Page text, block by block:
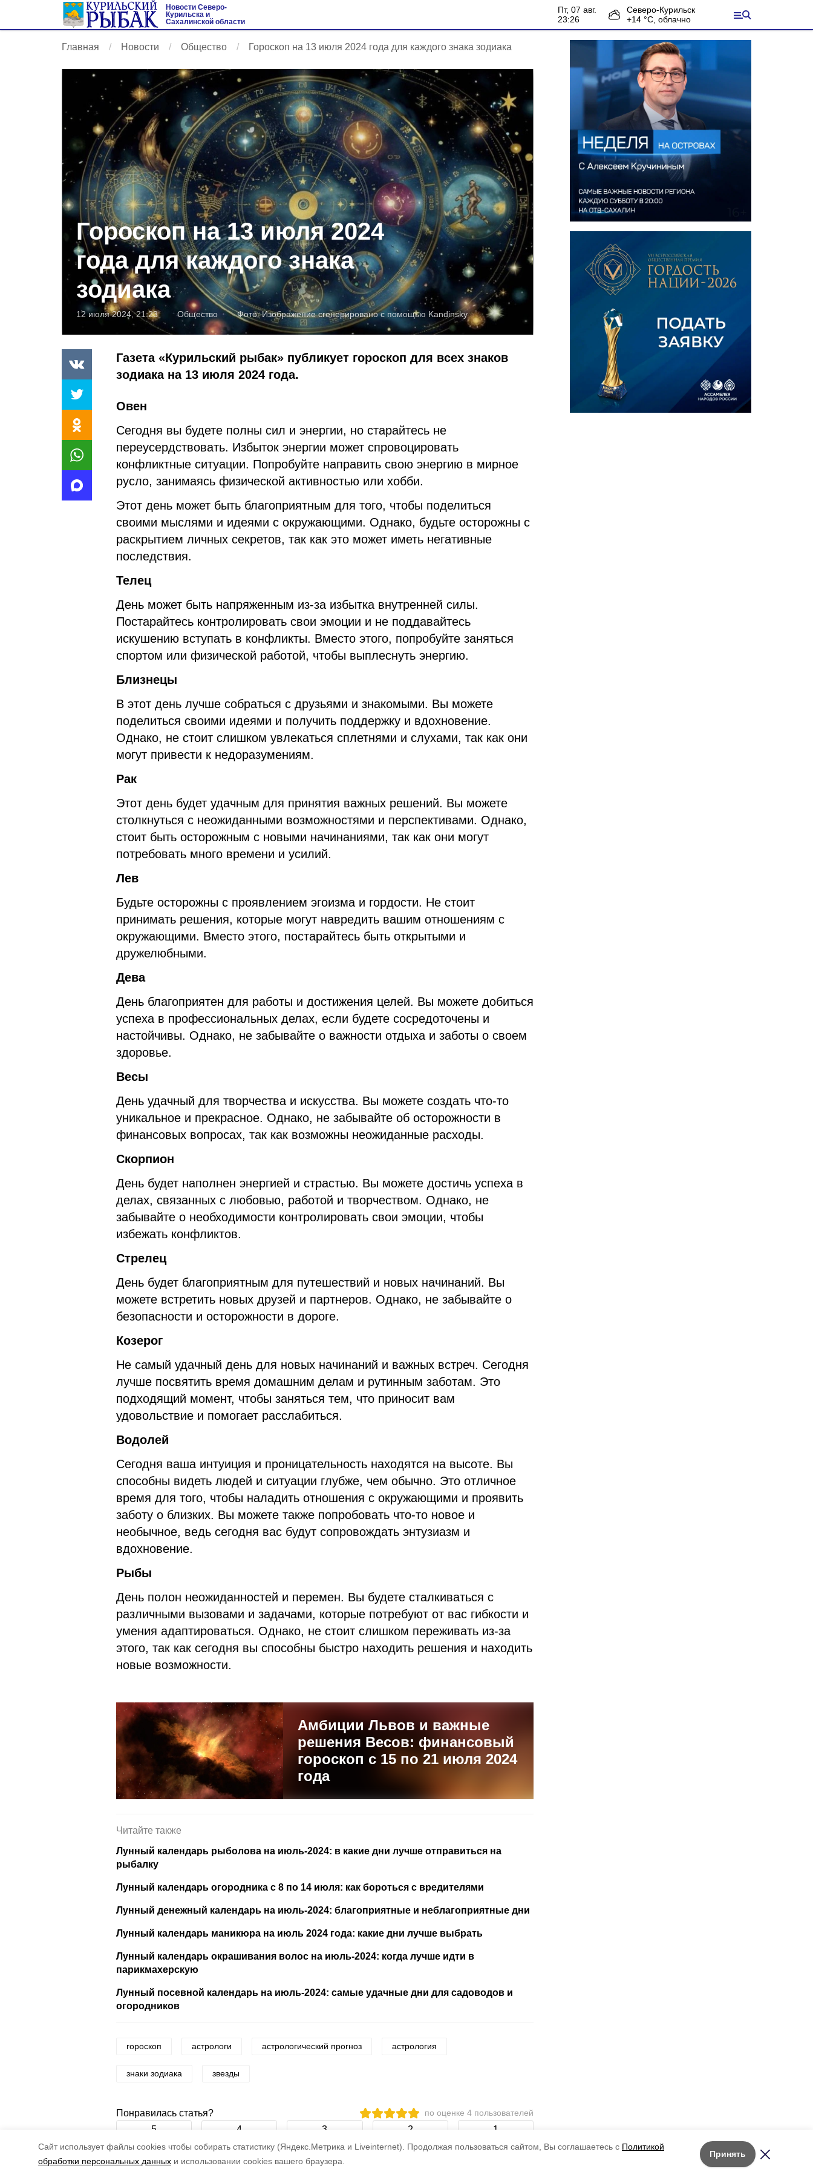
Cайт использует файлы cookies чтобы собирать статистику (Яндекс.Метрика и Liveinternet). Продолжая пользоваться сайтом, Вы соглашаетесь с Политикой
обработки персональных данных и использовании cookies вашего браузера.
Принять
Новости Северо-
Курильска и
Сахалинской области
пт, 07 авг.
23:26
Северо-Курильск
+14 °С, облачно
Лента новостей
Главная Новости Общество Гороскоп на 13 июля 2024 года для каждого знака зодиака
Гороскоп на 13 июля 2024
года для каждого знака
зодиака
12 июля 2024, 21:23 Общество Фото:Изображение сгенерировано с помощью Kandinsky
Газета «Курильский рыбак» публикует гороскоп для всех знаков
зодиака на 13 июля 2024 года.
Овен
Сегодня вы будете полны сил и энергии, но старайтесь не
переусердствовать. Избыток энергии может спровоцировать
конфликтные ситуации. Попробуйте направить свою энергию в мирное
русло, занимаясь физической активностью или хобби.
Этот день может быть благоприятным для того, чтобы поделиться
своими мыслями и идеями с окружающими. Однако, будьте осторожны с
раскрытием личных секретов, так как это может иметь негативные
последствия.
Телец
День может быть напряженным из-за избытка внутренней силы.
Постарайтесь контролировать свои эмоции и не поддавайтесь
искушению вступать в конфликты. Вместо этого, попробуйте заняться
спортом или физической работой, чтобы выплеснуть энергию.
Близнецы
В этот день лучше собраться с друзьями и знакомыми. Вы можете
поделиться своими идеями и получить поддержку и вдохновение.
Однако, не стоит слишком увлекаться сплетнями и слухами, так как они
могут привести к недоразумениям.
Рак
Этот день будет удачным для принятия важных решений. Вы можете
столкнуться с неожиданными возможностями и перспективами. Однако,
стоит быть осторожным с новыми начинаниями, так как они могут
потребовать много времени и усилий.
Лев
Будьте осторожны с проявлением эгоизма и гордости. Не стоит
принимать решения, которые могут навредить вашим отношениям с
окружающими. Вместо этого, постарайтесь быть открытыми и
дружелюбными.
Дева
День благоприятен для работы и достижения целей. Вы можете добиться
успеха в профессиональных делах, если будете сосредоточены и
настойчивы. Однако, не забывайте о важности отдыха и заботы о своем
здоровье.
Весы
День удачный для творчества и искусства. Вы можете создать что-то
уникальное и прекрасное. Однако, не забывайте об осторожности в
финансовых вопросах, так как возможны неожиданные расходы.
Скорпион
День будет наполнен энергией и страстью. Вы можете достичь успеха в
делах, связанных с любовью, работой и творчеством. Однако, не
забывайте о необходимости контролировать свои эмоции, чтобы
избежать конфликтов.
Стрелец
День будет благоприятным для путешествий и новых начинаний. Вы
можете встретить новых друзей и партнеров. Однако, не забывайте о
безопасности и осторожности в дороге.
Козерог
Не самый удачный день для новых начинаний и важных встреч. Сегодня
лучше посвятить время домашним делам и рутинным заботам. Это
подходящий момент, чтобы заняться тем, что приносит вам
удовольствие и помогает расслабиться.
Водолей
Сегодня ваша интуиция и проницательность находятся на высоте. Вы
способны видеть людей и ситуации глубже, чем обычно. Это отличное
время для того, чтобы наладить отношения с окружающими и проявить
заботу о близких. Вы можете также попробовать что-то новое и
необычное, ведь сегодня вас будут сопровождать энтузиазм и
вдохновение.
Рыбы
День полон неожиданностей и перемен. Вы будете сталкиваться с
различными вызовами и задачами, которые потребуют от вас гибкости и
умения адаптироваться. Однако, не стоит слишком переживать из-за
этого, так как сегодня вы способны быстро находить решения и находить
новые возможности.
Амбиции Львов и важные
решения Весов: финансовый
гороскоп с 15 по 21 июля 2024
года
Читайте также
Лунный календарь рыболова на июль-2024: в какие дни лучше отправиться на
рыбалку
Лунный календарь огородника с 8 по 14 июля: как бороться с вредителями
Лунный денежный календарь на июль-2024: благоприятные и неблагоприятные дни
Лунный календарь маникюра на июль 2024 года: какие дни лучше выбрать
Лунный календарь окрашивания волос на июль-2024: когда лучше идти в
парикмахерскую
Лунный посевной календарь на июль-2024: самые удачные дни для садоводов и
огородников
гороскоп астрологи астрологический прогноз астрология
знаки зодиака звезды
Понравилась статья? по оценке 4 пользователей
5 4 3 2 1